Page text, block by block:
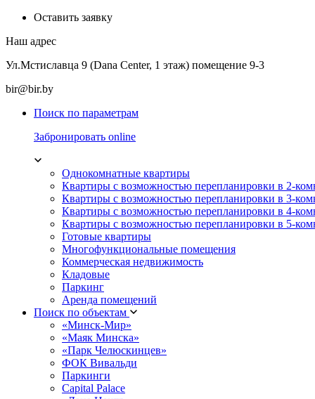
Оставить заявку
Наш адрес
Ул.Мстиславца 9 (Dana Center, 1 этаж) помещение 9-3
bir@bir.by
Поиск по параметрам
Забронировать online
Однокомнатные квартиры
Квартиры с возможностью перепланировки в 2-
Квартиры с возможностью перепланировки в 3-
Квартиры с возможностью перепланировки в 4-
Квартиры с возможностью перепланировки в 5-
Готовые квартиры
Многофункциональные помещения
Коммерческая недвижимость
Кладовые
Паркинг
Аренда помещений
Поиск по объектам
«Минск-Мир»
«Маяк Минска»
«Парк Челюскинцев»
ФОК Вивальди
Паркинги
Capital Palace